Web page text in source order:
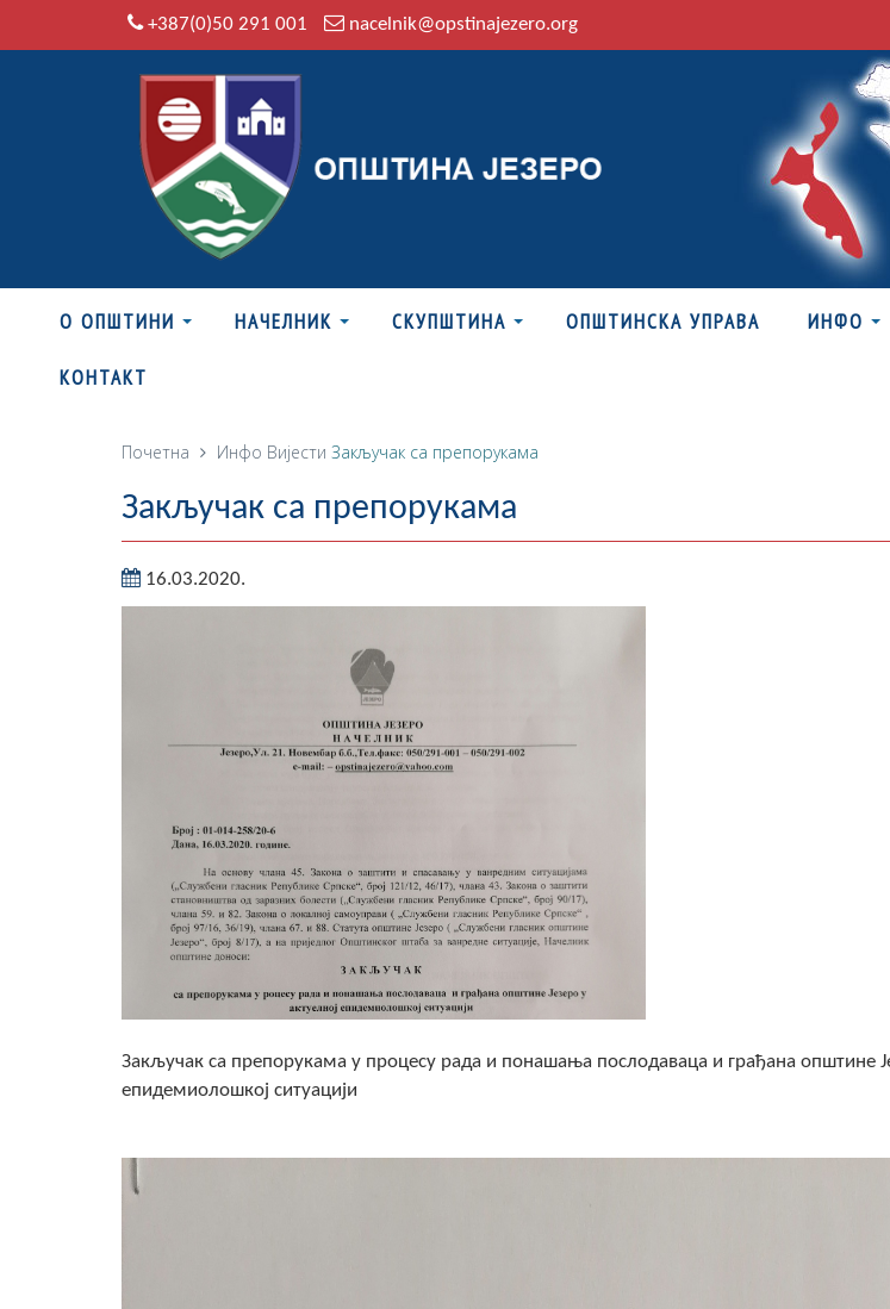
+387(0)50 291 001 nacelnik@opstinajezero.org
О ОПШТИНИ НАЧЕЛНИК СКУПШТИНА ОПШТИНСКА УПРАВА ИНФО
КОНТАКТ
Почетна Инфо Вијести Закључак са препорукама
Закључак са препорукама
16.03.2020.
Закључак са препорукама у процесу рада и понашања послодаваца и грађана општине
епидемиолошкој ситуацији